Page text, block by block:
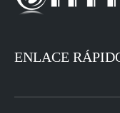
ENLACE